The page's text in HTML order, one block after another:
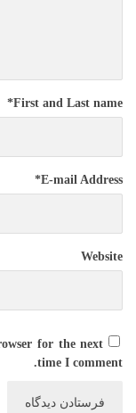
First and Last name
*
E-mail Address
*
Website
for the next
time I comment.